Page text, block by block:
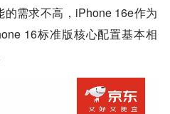
需求不高，iPhone 16e作为
16标准版核心配置基本相